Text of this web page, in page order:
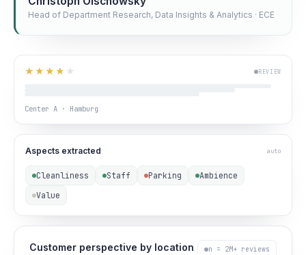
Head of Department Research, Data Insights & Analytics · ECE
★★★★ ★ REVIEW
Center A · Hamburg
Aspects extracted auto
Cleanliness Staff Parking
Ambience
Value
Customer perspective by location n = 2M+ reviews